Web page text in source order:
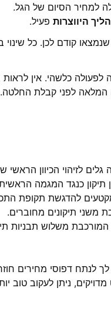
למחיר הסיום של הגל.
היווצרות פעיל.
קודם לכן. כל שינוי
לפעולה כלשהי. אין לראות
המלאה לפני קבלת החלטה.
לזיהוי הכיוון הראשי
תיקון כנגד המגמה
להדגשת תקופת
משני תיקונים מחוברים.
משלוש תבניות
לך לנתח דפוסי מחירים
מדויקים, ניתן לעקוב טוב